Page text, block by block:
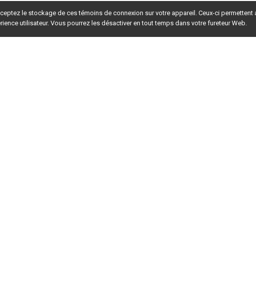
le stockage de ces témoins de connexion sur votre appareil. Ceux-ci permettent
utilisateur. Vous pourrez les désactiver en tout temps dans votre fureteur Web.